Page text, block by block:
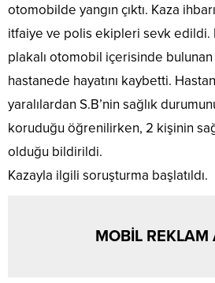
otomobilde yangın çıktı. Kaza
itfaiye ve polis ekipleri sevk edildi.
plakalı otomobil içerisinde bulunan
hastanede hayatını kaybetti.
yaralılardan S.B’nin sağlık
koruduğu öğrenilirken, 2 kişinin
olduğu bildirildi.
Kazayla ilgili soruşturma başlatıldı.
MOBİL REKLAM